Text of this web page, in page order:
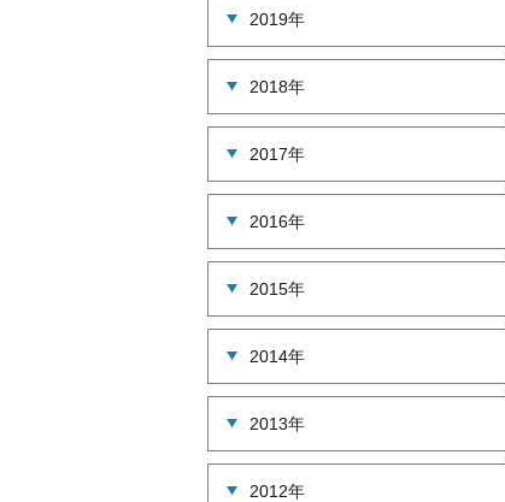
2019年
2018年
2017年
2016年
2015年
2014年
2013年
2012年